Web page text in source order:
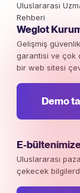
Uluslararası
Rehberi
Weglot
Gelişmiş
garantisi ve çok
bir web sitesi
Demo
E-
Uluslararası
çekecek